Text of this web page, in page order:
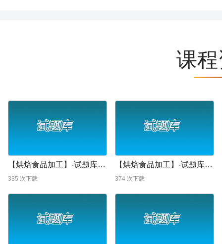
课
【烘焙食品加工】-试题库-烘焙食品加工试题6参考答案
335 次下载
【烘焙食品加工】-试题库-烘焙食品加工试题6
374 次下载